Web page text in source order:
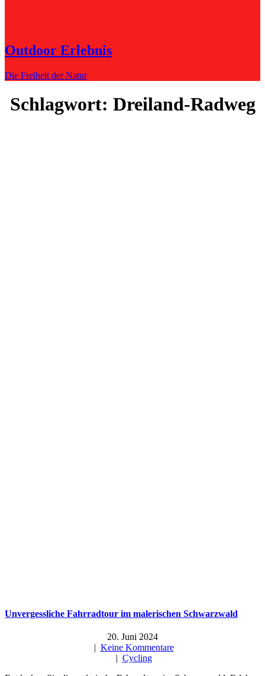
Outdoor Erlebnis
Die Freiheit der Natur
Schlagwort: Dreiland-Radweg
Unvergessliche Fahrradtour im malerischen Schwarzwald
20. Juni 2024
| Keine Kommentare
| Cycling